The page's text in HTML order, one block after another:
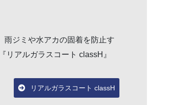
雨ジミや水アカの固着を防止す
リアルガラスコート classH』
リアルガラスコート classH